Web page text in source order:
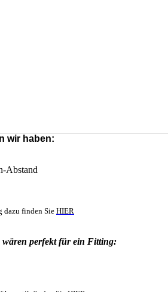
wir haben:
Abstand
dazu finden Sie HIER
wären perfekt für ein Fitting: